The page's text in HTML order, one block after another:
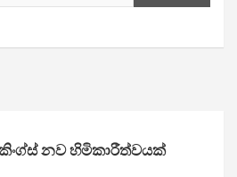
කිංග්ස් නව හිමිකාරීත්වයක්